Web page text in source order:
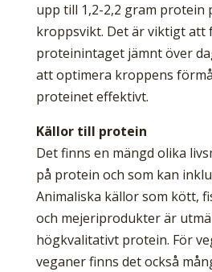
upp till 1,2-2,2 gram protein
kroppsvikt. Det är viktigt att
proteinintaget jämnt över
att optimera kroppens
proteinet effektivt.
Källor till protein
Det finns en mängd olika
på protein och som kan
Animaliska källor som kött,
och mejeriprodukter är
högkvalitativt protein. För
veganer finns det också